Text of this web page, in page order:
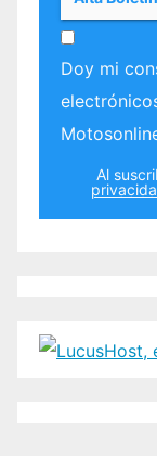
Doy mi
Al